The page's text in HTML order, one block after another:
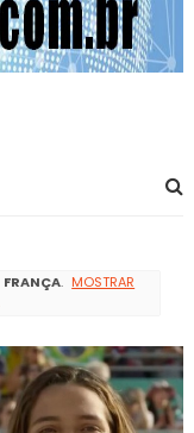
FRANÇA. MOSTRAR